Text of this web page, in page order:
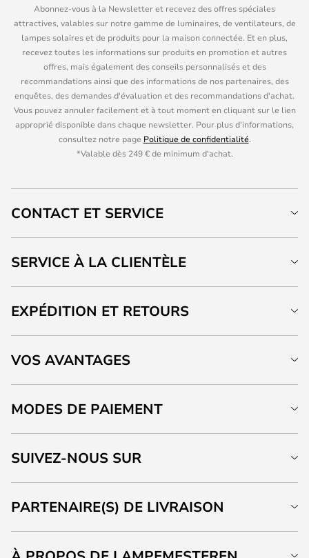
Abonnez-vous à la Newsletter et recevez des offres spéciales
attractives, valables sur notre gamme de luminaires, de ventilateurs, de
lampes solaires et de produits pour la maison connectée. Et en plus,
recevez toutes les informations sur produits en promotion et autres
offres, mais également des conseils personnalisés et des
recommandations ainsi que des informations de nos partenaires, des
enquêtes, des demandes d'évaluation et des recommandations d'achat.
Vous pouvez annuler facilement et à tout moment en cliquant sur le lien
approprié disponible dans chaque newsletter. Pour plus d'informations,
consultez notre page Politique de confidentialité.
*Valable dès 249 € de minimum d'achat.
CONTACT ET SERVICE
SERVICE À LA CLIENTÈLE
EXPÉDITION ET RETOURS
VOS AVANTAGES
MODES DE PAIEMENT
SUIVEZ-NOUS SUR
PARTENAIRE(S) DE LIVRAISON